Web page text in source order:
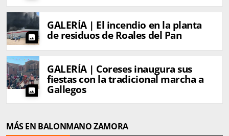
photo
GALERÍA | El incendio en la planta
de residuos de Roales del Pan
photo
GALERÍA | Coreses inaugura sus
fiestas con la tradicional marcha a
Gallegos
MÁS EN BALONMANO ZAMORA